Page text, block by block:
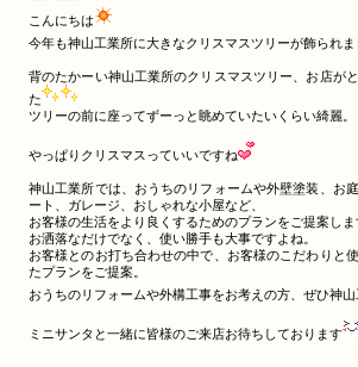
こんにちは
今年も神山工業所に大きなクリスマスツリーが飾られま
背のたかーい神山工業所のクリスマスツリー、お店が
た
ツリーの前に座ってずーっと眺めていたいくらい綺麗。
やっぱりクリスマスっていいですね
神山工業所では、おうちのリフォームや外壁塗装、お
ート、ガレージ、おしゃれな小屋など、
お客様の生活をより良くするためのプランをご提案しま
お洒落なだけでなく、使い勝手も大事ですよね。
お客様とのお打ち合わせの中で、お客様のこだわりと
たプランをご提案。
おうちのリフォームや外構工事をお考えの方、ぜひ神
ミニサンタと一緒に皆様のご来店お待ちしております